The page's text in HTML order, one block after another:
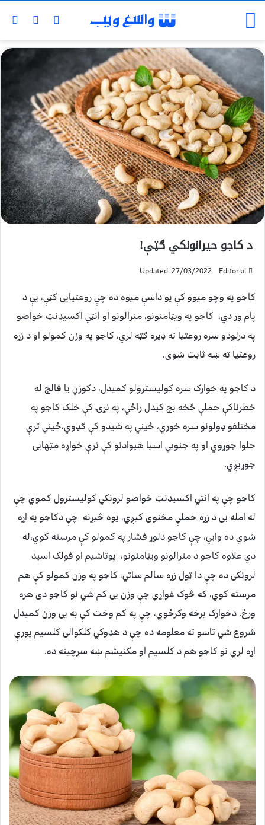
د کاجو حیرانونکي ګټې!
Editorial
Updated: 27/03/2022
کاجو په وچو میوو کې یو داسې میوه ده چې روعتیایی ګټې، یې د
پام وړ دي، کاجو په ویټامنونو، منرالونو او انټي اکسیډنټ خواصو
په درلودو سره روعتیا ته ډیره ګټه لري، کاجو په وزن کمولو او د زړه
روعتیا ته ښه ثابت شوی.
د کاجو په خوارک سره کولیسترولو کمیدل، دکوزڼ یا فالج له
خطرناکې حملې څخه بچ کیدل راځي، په نړۍ کې خلک کاجو په
مختلفو ډولونو سره خوري، ځیني په شیدو کې ګډوي،ځیني ترې
حلوا جوړوي او په جنوبي اسیا هیوادنو کې ترې خواږه مټهایی
جوړیږي.
کاجو چې په انټي اکسیډنټ خواصو لرونکي کولیسترول کموي چې
له امله یی د زړه حملې مخنوی کیږي، یوه څیړنه چې دکاجو په اړه
شوي ده وایي، چې کاجو دلوړ فشار په کمولو کې مرسته کوي،له
دي علاوه کاجو د منرالونو ویټامنونو، پوتاشیم او فولک اسید
لرونکی ده چې دا ټول زړه سالم ساتي، کاجو په وزن کمولو کې هم
مرسته کوي، که څوک غواړي چې وزن یی کم شي نو کاجو دی هره
ورځ. دخوارک برخه وګرځوي، چې په کم وخت کې به یی وزن کمیدل
شروع شي تاسو ته معلومه ده چې د هډوکي کلکوالی کلسیم پورې
اړه لري نو کاجو هم د کلسیم او مګنیشم ښه سرچینه ده.